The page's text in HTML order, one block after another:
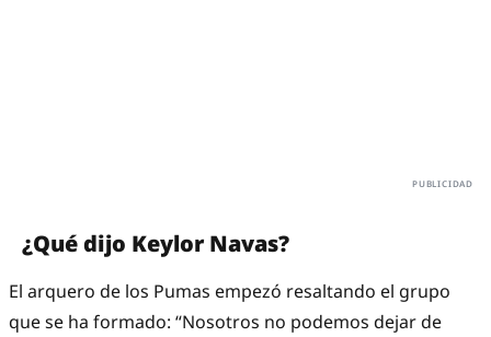
¿Qué dijo Keylor Navas?
El arquero de los Pumas empezó resaltando el grupo
que se ha formado: “Nosotros no podemos dejar de